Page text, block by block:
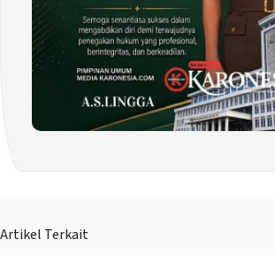
Artikel Terkait